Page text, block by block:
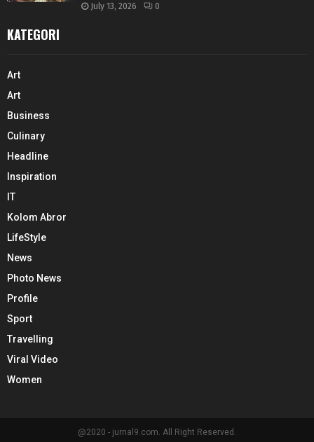
July 13, 2026 0
KATEGORI
Art
Art
Business
Culinary
Headline
Inspiration
IT
Kolom Abror
LifeStyle
News
Photo News
Profile
Sport
Travelling
Viral Video
Women
@2020 - jurnal9.com. All Right Reserved.